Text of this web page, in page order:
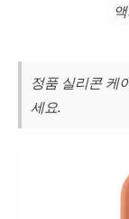
정품 실리콘 케
세요.